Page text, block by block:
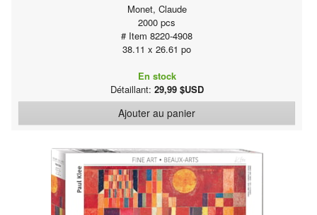
Monet, Claude
2000 pcs
# Item 8220-4908
38.11 x 26.61 po
En stock
Détaillant: 29,99 $USD
Ajouter au panier